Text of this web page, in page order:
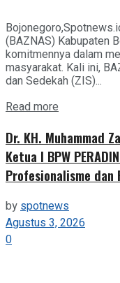
(BAZNAS) Kabupaten
komitmennya dalam
masyarakat. Kali ini,
dan Sedekah (ZIS)...
Read more
Dr. KH. Muhammad
Ketua I BPW
Profesionalisme dan
byspotnews
Agustus 3, 2026
0